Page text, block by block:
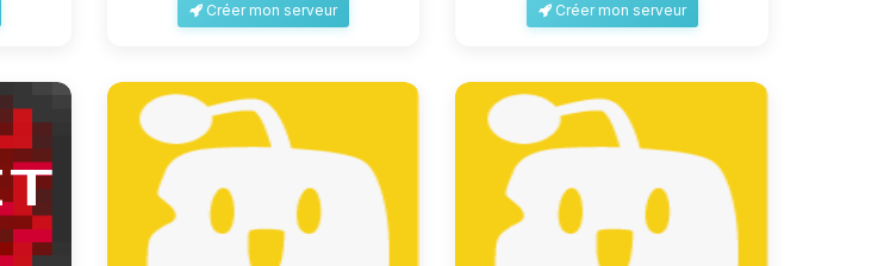
Créer mon serveur Créer mon serveur